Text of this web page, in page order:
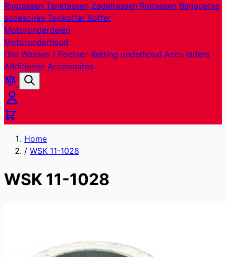
Rugtassen Tanktassen Zadeltassen Roltassen Bagagetas
accesoires Topkoffer Koffer
Motoronderdelen
Motoronderhoud
Olie Wassen / Poetsen Ketting onderhoud Accu laders
Additieven Accessoires
Producten
vergelijken
Zoek
Cart
Home
/ WSK 11-1028
WSK 11-1028